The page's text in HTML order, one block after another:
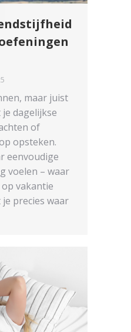
maar juist
dagelijkse
of
opsteken.
eenvoudige
voelen – waar
vakantie
precies waar